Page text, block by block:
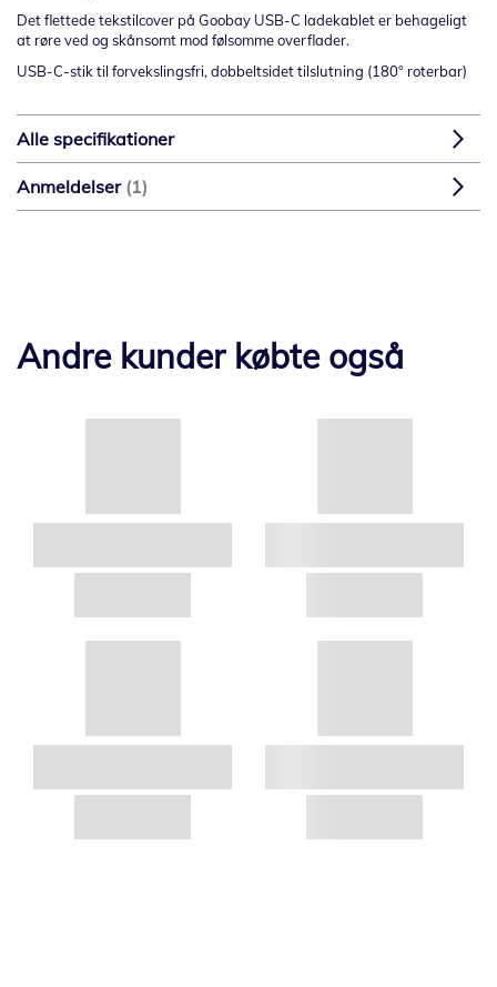
Det flettede tekstilcover på Goobay USB-C ladekablet er behageligt
at røre ved og skånsomt mod følsomme overflader.
USB-C-stik til forvekslingsfri, dobbeltsidet tilslutning (180° roterbar)
Alle specifikationer
Anmeldelser 1
Andre kunder købte også